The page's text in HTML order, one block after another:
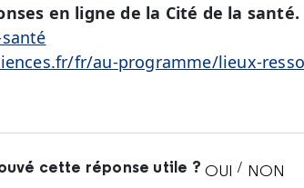
en ligne de la Cité de la santé.
fr/au-programme/lieux-
cette réponse utile ? OUI / NON